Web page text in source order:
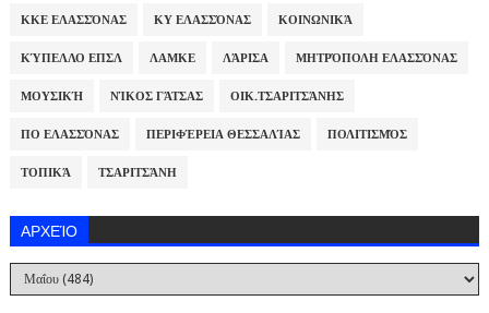
ΚΚΕ ΕΛΑΣΣΌΝΑΣ ΚΥ ΕΛΑΣΣΌΝΑΣ ΚΟΙΝΩΝΙΚΆ
ΚΎΠΕΛΛΟ ΕΠΣΛ ΛΑΜΚΕ ΛΆΡΙΣΑ ΜΗΤΡΌΠΟΛΗ ΕΛΑΣΣΌΝΑΣ
ΜΟΥΣΙΚΉ ΝΊΚΟΣ ΓΆΤΣΑΣ ΟΙΚ.ΤΣΑΡΙΤΣΆΝΗΣ
ΠΟ ΕΛΑΣΣΌΝΑΣ ΠΕΡΙΦΈΡΕΙΑ ΘΕΣΣΑΛΊΑΣ ΠΟΛΙΤΙΣΜΌΣ
ΤΟΠΙΚΆ ΤΣΑΡΙΤΣΆΝΗ
ΑΡΧΕΊΟ